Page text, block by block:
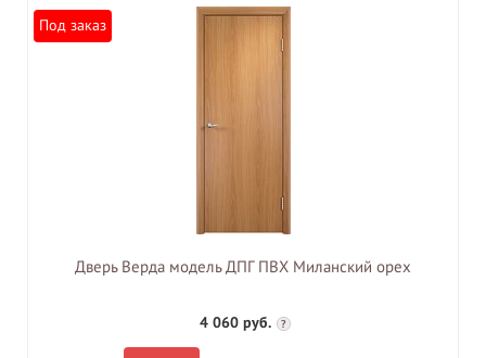
Под заказ
Дверь Верда модель ДПГ ПВХ Миланский орех
4 060 руб. ?